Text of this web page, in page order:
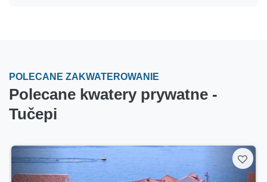
POLECANE ZAKWATEROWANIE
Polecane kwatery prywatne -
Tučepi